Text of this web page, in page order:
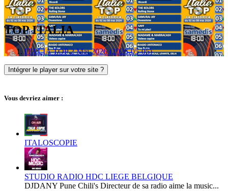
TOP ITALIA
ITALIA TOP 2 Mai 2026 (2026-05-05)
Intégrer le player sur votre site ?
Vous devriez aimer :
ITALOSCOPIE
STUDIO RADIO HDC LIEGE BELGIQUE
DJDANY Pune Chili's Directeur de sa radio aime la music...